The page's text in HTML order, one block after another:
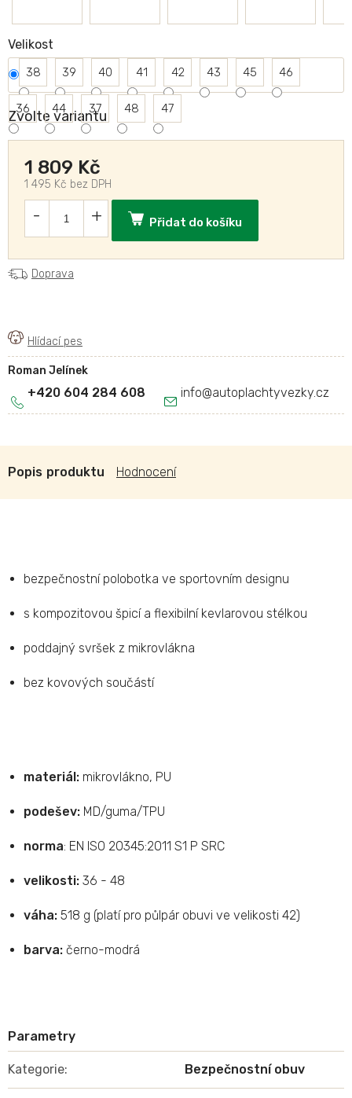
Zvolte variantu
Velikost
38 39 40 41 42 43 45 46
36 44 37 48 47
1 809 Kč
1 495 Kč bez DPH
Přidat do košíku
Roman Jelínek
info@autoplachtyvezky.cz
+420 604 284 608
Doprava
Popis Hodnocení
bezpečnostní polobotka ve sportovním designu
s kompozitovou špicí a flexibilní kevlarovou stélkou
poddajný svršek z mikrovlákna
bez kovových součástí
materiál: mikrovlákno, PU
podešev: MD/guma/TPU
norma: EN ISO 20345:2011 S1 P SRC
velikosti: 36 - 48
váha: 518 g (platí pro půlpár obuvi ve velikosti 42)
barva: černo-modrá
Kategorie: Bezpečnostní obuv